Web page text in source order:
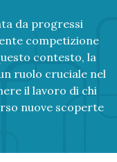
da progressi
competizione
contesto, la
ruolo cruciale nel
il lavoro di chi
nuove scoperte